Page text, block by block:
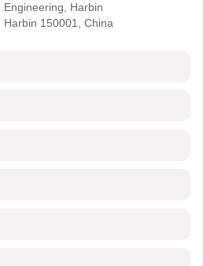
Harbin
Harbin 150001, China